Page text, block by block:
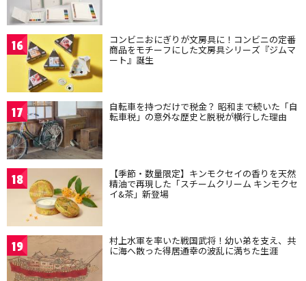
16 コンビニおにぎりが文房具に！コンビニの定番
商品をモチーフにした文房具シリーズ『ジムマ
ート』誕生
17 自転車を持つだけで税金？ 昭和まで続いた「自
転車税」の意外な歴史と脱税が横行した理由
18 【季節・数量限定】キンモクセイの香りを天然
精油で再現した「スチームクリーム キンモクセ
イ&茶」新登場
19 村上水軍を率いた戦国武将！幼い弟を支え、共
に海へ散った得居通幸の波乱に満ちた生涯